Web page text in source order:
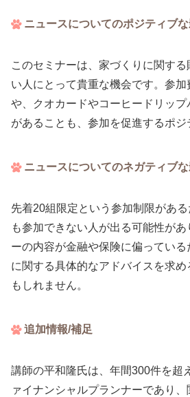
ニュースについてのポジティブ
このセミナーは、家づくりに関す
い人にとって貴重な機会です。参加
や、クオカードやコーヒードリッ
があることも、参加を促進するポジ
ニュースについてのネガティブ
先着20組限定という参加制限があ
も参加できない人が出る可能性が
ーの内容が金融や保険に偏っている
に関する具体的なアドバイスを求
もしれません。
追加情報/補足
講師の平和隆氏は、年間300件を超
ァイナンシャルプランナーであり